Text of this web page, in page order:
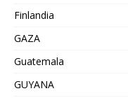
Finlandia
GAZA
Guatemala
GUYANA